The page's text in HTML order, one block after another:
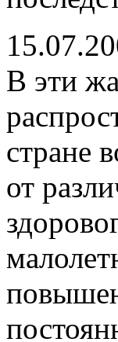
В эти
стране
от